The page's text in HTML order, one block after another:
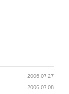
2006.07.27
2006.07.08